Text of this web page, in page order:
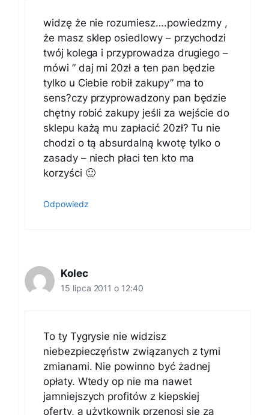
widzę że nie rozumiesz….powiedzmy ,
że masz sklep osiedlowy – przychodzi
twój kolega i przyprowadza drugiego –
mówi ” daj mi 20zł a ten pan będzie
tylko u Ciebie robił zakupy” ma to
sens?czy przyprowadzony pan będzie
chętny robić zakupy jeśli za wejście do
sklepu każą mu zapłacić 20zł? Tu nie
chodzi o tą absurdalną kwotę tylko o
zasady – niech płaci ten kto ma
korzyści 🙂
Odpowiedz
Kolec
15 lipca 2011 o 12:40
To ty Tygrysie nie widzisz
niebezpieczęństw związanych z tymi
zmianami. Nie powinno być żadnej
opłaty. Wtedy op nie ma nawet
jamniejszych profitów z kiepskiej
oferty, a użytkownik przenosi się za